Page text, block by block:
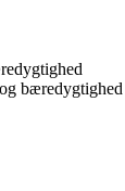
bæredygtighed